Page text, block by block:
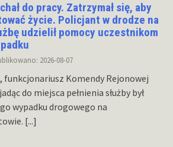
do pracy. Zatrzymał się, aby
życie. Policjant w drodze na
udzielił pomocy uczestnikom
2026-08-07
funkcjonariusz Komendy Rejonowej
do miejsca pełnienia służby był
wypadku drogowego na
[...]